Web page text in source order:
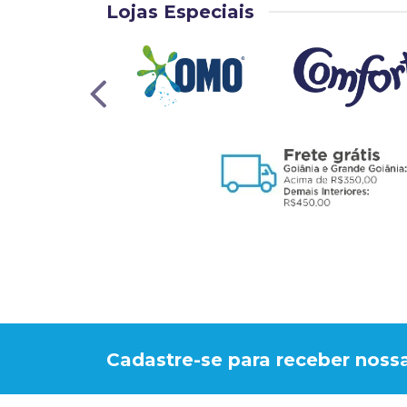
Lojas Especiais
Cadastre-se para receber